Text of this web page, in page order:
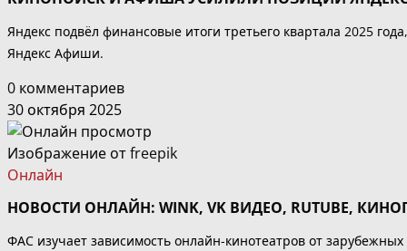
Яндекс подвёл финансовые итоги третьего квартала 2025
Яндекс Афиши.
0 комментариев
30 октября 2025
Изображение от freepik
Онлайн
НОВОСТИ ОНЛАЙН: WINK, VK ВИДЕО, RUTUBE,
ФАС изучает зависимость онлайн-кинотеатров от